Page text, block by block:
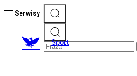
Serwisy
Sport